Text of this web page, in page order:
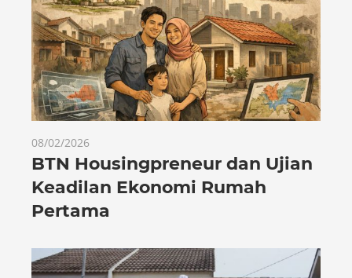
08/02/2026
BTN Housingpreneur dan Ujian
Keadilan Ekonomi Rumah
Pertama